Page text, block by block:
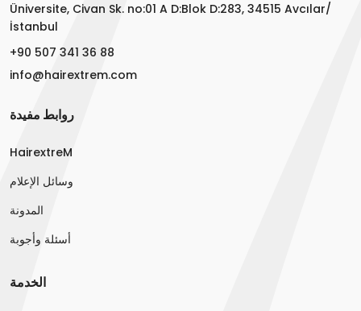
روابط مفيدة
HairextreM
وسائل الإعلام
المدونة
أسئلة وأجوبة
الخدمة
Üniversite, Civan Sk. no:01 A D:Blok D:283, 34515 Avcılar/
İstanbul
+90 507 341 36 88
info@hairextrem.com